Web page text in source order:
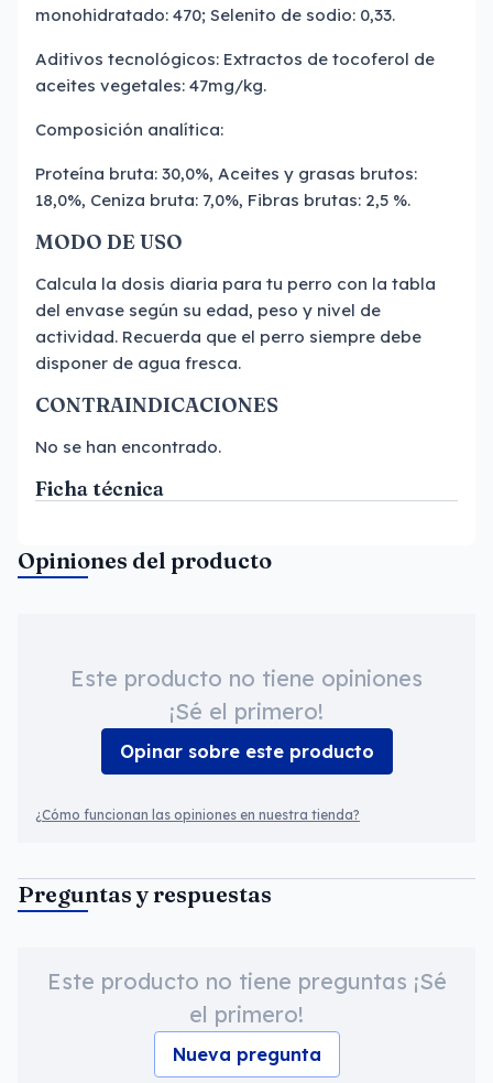
monohidratado: 470; Selenito de sodio: 0,33.
Aditivos tecnológicos: Extractos de tocoferol de
aceites vegetales: 47mg/kg.
Composición analítica:
Proteína bruta: 30,0%, Aceites y grasas brutos:
18,0%, Ceniza bruta: 7,0%, Fibras brutas: 2,5 %.
MODO DE USO
Calcula la dosis diaria para tu perro con la tabla
del envase según su edad, peso y nivel de
actividad. Recuerda que el perro siempre debe
disponer de agua fresca.
CONTRAINDICACIONES
No se han encontrado.
Ficha técnica
Opiniones del producto
Este producto no tiene opiniones
¡Sé el primero!
Opinar sobre este producto
¿Cómo funcionan las opiniones en nuestra tienda?
Preguntas y respuestas
Este producto no tiene preguntas ¡Sé
el primero!
Nueva pregunta